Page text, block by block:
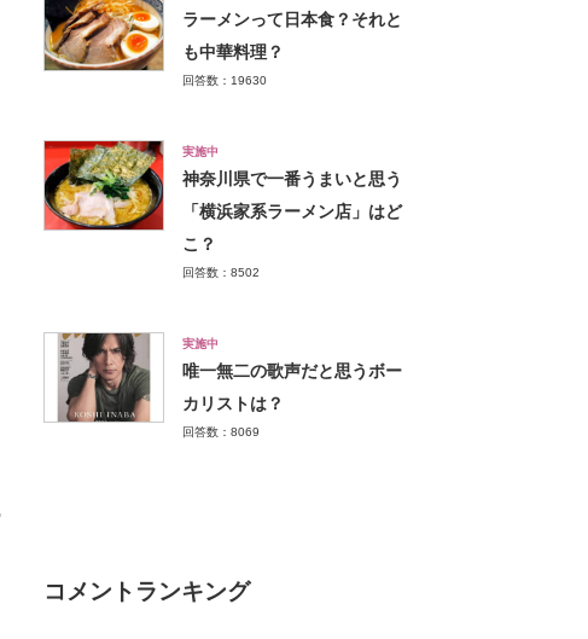
ラーメンって日本食？それと
も中華料理？
回答数：19630
実施中
神奈川県で一番うまいと思う
「横浜家系ラーメン店」はど
こ？
回答数：8502
実施中
唯一無二の歌声だと思うボー
カリストは？
回答数：8069
コメントランキング